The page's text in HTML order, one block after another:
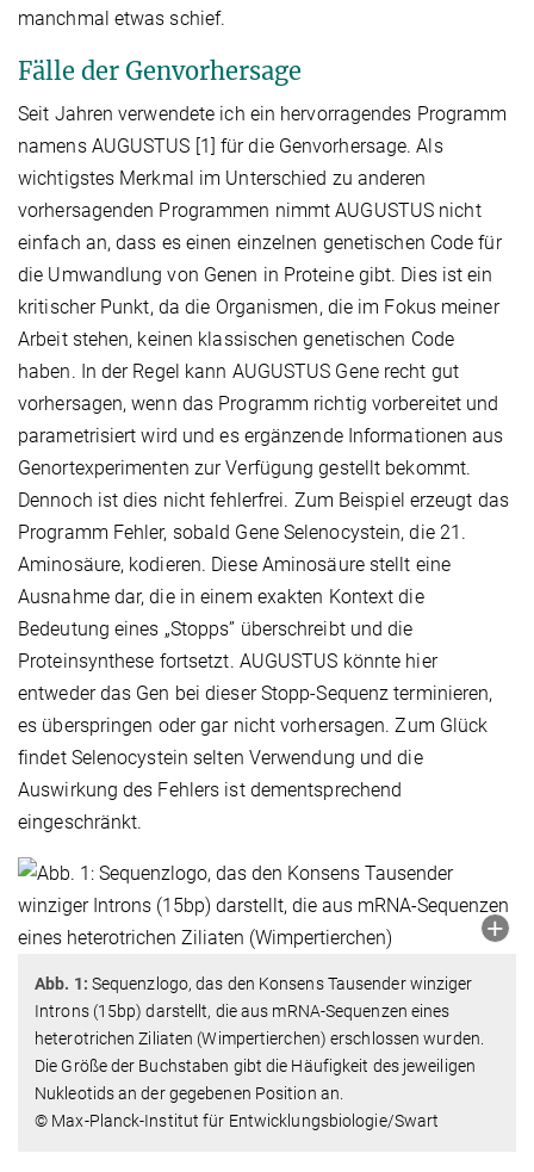
manchmal etwas schief.
Fälle der Genvorhersage
Seit Jahren verwendete ich ein hervorragendes Programm
namens AUGUSTUS [1] für die Genvorhersage. Als
wichtigstes Merkmal im Unterschied zu anderen
vorhersagenden Programmen nimmt AUGUSTUS nicht
einfach an, dass es einen einzelnen genetischen Code für
die Umwandlung von Genen in Proteine gibt. Dies ist ein
kritischer Punkt, da die Organismen, die im Fokus meiner
Arbeit stehen, keinen klassischen genetischen Code
haben. In der Regel kann AUGUSTUS Gene recht gut
vorhersagen, wenn das Programm richtig vorbereitet und
parametrisiert wird und es ergänzende Informationen aus
Genortexperimenten zur Verfügung gestellt bekommt.
Dennoch ist dies nicht fehlerfrei. Zum Beispiel erzeugt das
Programm Fehler, sobald Gene Selenocystein, die 21.
Aminosäure, kodieren. Diese Aminosäure stellt eine
Ausnahme dar, die in einem exakten Kontext die
Bedeutung eines „Stopps” überschreibt und die
Proteinsynthese fortsetzt. AUGUSTUS könnte hier
entweder das Gen bei dieser Stopp-Sequenz terminieren,
es überspringen oder gar nicht vorhersagen. Zum Glück
findet Selenocystein selten Verwendung und die
Auswirkung des Fehlers ist dementsprechend
eingeschränkt.
Abb. 1: Sequenzlogo, das den Konsens Tausender winziger
Introns (15bp) darstellt, die aus mRNA-Sequenzen eines
heterotrichen Ziliaten (Wimpertierchen) erschlossen wurden.
Die Größe der Buchstaben gibt die Häufigkeit des jeweiligen
Nukleotids an der gegebenen Position an.
© Max-Planck-Institut für Entwicklungsbiologie/Swart